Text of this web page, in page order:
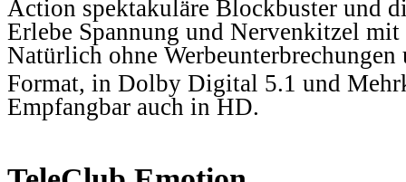
Action spektakuläre Blockbuster und
Erlebe Spannung und Nervenkitzel
Natürlich ohne
Format, in Dolby Digital 5.1 und
Empfangbar auch in HD.